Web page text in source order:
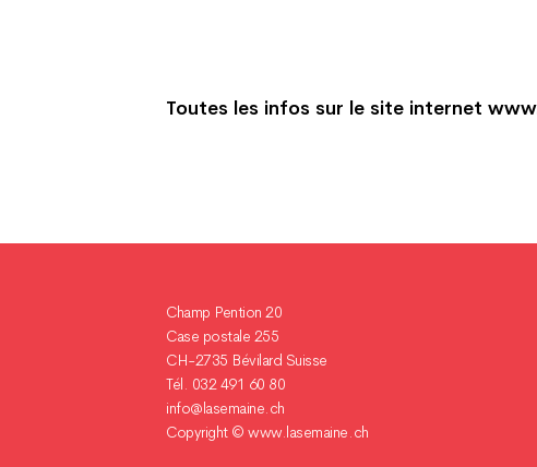
Toutes les infos sur le site internet
Champ Pention 20
Case postale 255
CH-2735 Bévilard Suisse
Tél. 032 491 60 80
info@lasemaine.ch
Copyright ©www.lasemaine.ch